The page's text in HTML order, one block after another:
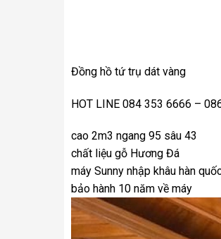
Đồng hồ tứ trụ dát vàng
HOT LINE 084 353 6666 –
cao 2m3 ngang 95 sâu 43
chất liệu gỗ Hương Đá
máy Sunny nhập khâu hàn
bảo hành 10 năm về máy